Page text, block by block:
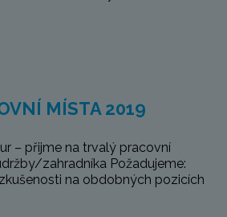
MÍSTA 2019
– přijme na trvalý pracovní
zahradníka Požadujeme:
na obdobných pozicích